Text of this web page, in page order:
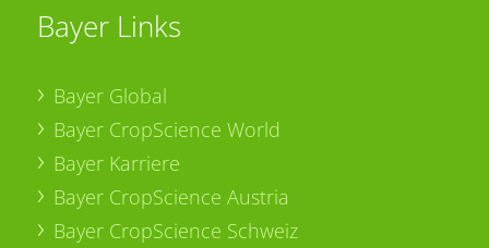
Bayer Links
Bayer Global
Bayer CropScience World
Bayer Karriere
Bayer CropScience Austria
Bayer CropScience Schweiz